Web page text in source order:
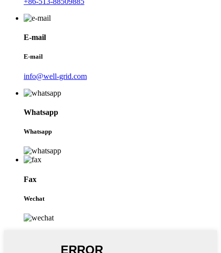
E-mail
E-mail
info@well-grid.com
Whatsapp
Whatsapp
Fax
Wechat